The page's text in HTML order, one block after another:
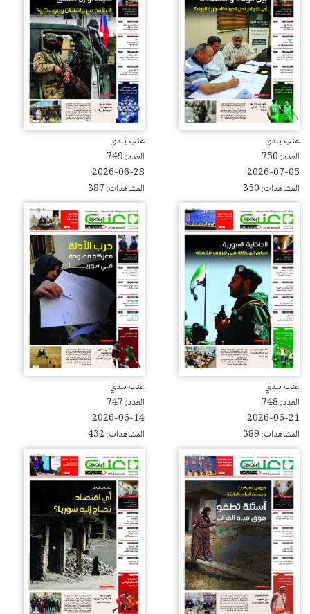
عنب بلدي
العدد: 750
2026-07-05
المشاهدات: 350
عنب بلدي
العدد: 749
2026-06-28
المشاهدات: 387
عنب بلدي
العدد: 748
2026-06-21
المشاهدات: 389
عنب بلدي
العدد: 747
2026-06-14
المشاهدات: 432